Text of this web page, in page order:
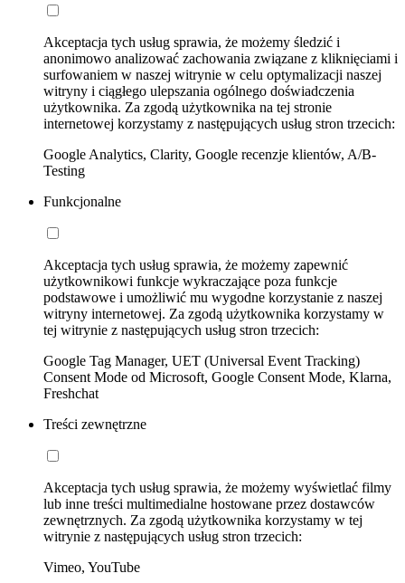
Akceptacja tych usług sprawia, że możemy śledzić i
anonimowo analizować zachowania związane z kliknięciami i
surfowaniem w naszej witrynie w celu optymalizacji naszej
witryny i ciągłego ulepszania ogólnego doświadczenia
użytkownika. Za zgodą użytkownika na tej stronie
internetowej korzystamy z następujących usług stron trzecich:
Google Analytics, Clarity, Google recenzje klientów, A/B-
Testing
Funkcjonalne
Akceptacja tych usług sprawia, że możemy zapewnić
użytkownikowi funkcje wykraczające poza funkcje
podstawowe i umożliwić mu wygodne korzystanie z naszej
witryny internetowej. Za zgodą użytkownika korzystamy w
tej witrynie z następujących usług stron trzecich:
Google Tag Manager, UET (Universal Event Tracking)
Consent Mode od Microsoft, Google Consent Mode, Klarna,
Freshchat
Treści zewnętrzne
Akceptacja tych usług sprawia, że możemy wyświetlać filmy
lub inne treści multimedialne hostowane przez dostawców
zewnętrznych. Za zgodą użytkownika korzystamy w tej
witrynie z następujących usług stron trzecich:
Vimeo, YouTube